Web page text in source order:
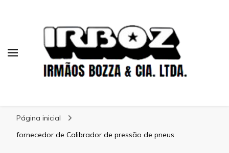
Página inicial
fornecedor de Calibrador de pressão de pneus